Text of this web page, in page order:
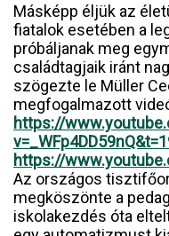
Másképp éljük az
fiatalok esetében a
próbáljanak meg
családtagjaik iránt
szögezte le Müller
megfogalmazott
https://
https://
Az országos
megköszönte a
iskolakezdés óta